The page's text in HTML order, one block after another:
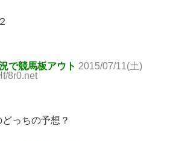
で競馬板アウト 2015/07/11(土)
8r0.net
っちの予想？